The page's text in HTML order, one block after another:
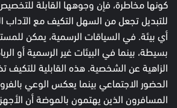
كونها مخاطرة، فإن وجوهها القابلة
للتبديل تجعل من السهل التكيف مع الآداب
أي بيئة. في السياقات الرسمية، يمكن
بسيطة، بينما في البيئات غير الرسمية أو
الزاهية عن الشخصية. هذه القابلية للتكيف
الحضور الاجتماعي بينما يعكس الوعي
المسافرون الذين يهتمون بالموضة أن الأجهزة